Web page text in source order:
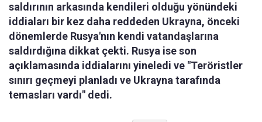
saldırının arkasında kendileri olduğu yönündeki
iddiaları bir kez daha reddeden Ukrayna, önceki
dönemlerde Rusya'nın kendi vatandaşlarına
saldırdığına dikkat çekti. Rusya ise son
açıklamasında iddialarını yineledi ve "Teröristler
sınırı geçmeyi planladı ve Ukrayna tarafında
temasları vardı" dedi.